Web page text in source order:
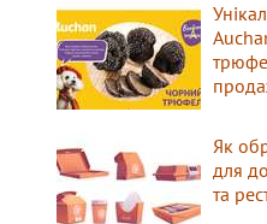
Як
для
та